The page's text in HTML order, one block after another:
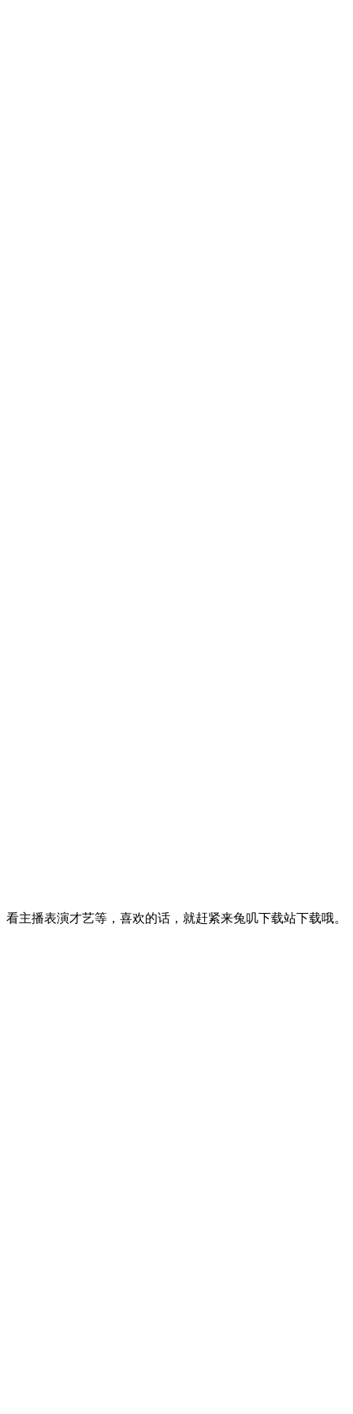
主播表演才艺等，喜欢的话，就赶紧来兔叽下载站下载哦。